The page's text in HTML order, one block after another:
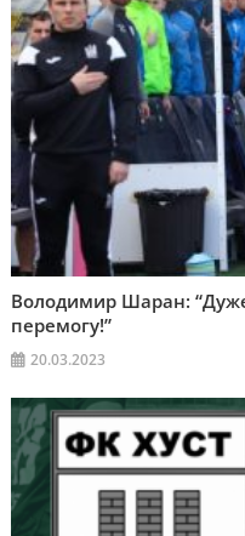
Володимир Шаран:
перемогу!”
20.03.2023